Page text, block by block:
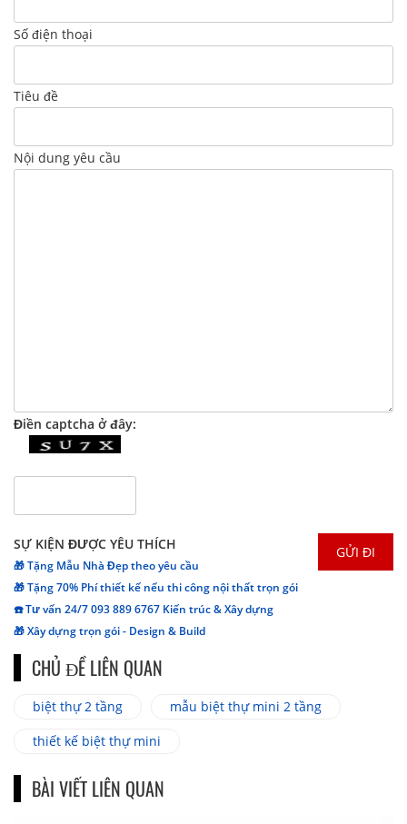
Số điện thoại
Tiêu đề
Nội dung yêu cầu
Điền captcha ở đây:
SỰ KIỆN ĐƯỢC YÊU THÍCH
🎁 Tặng Mẫu Nhà Đẹp theo yêu cầu
🎁 Tặng 70% Phí thiết kế nếu thi công nội thất trọn gói
☎️ Tư vấn 24/7 093 889 6767 Kiến trúc & Xây dựng
🎁 Xây dựng trọn gói - Design & Build
CHỦ ĐỀ LIÊN QUAN
biệt thự 2 tầng
mẫu biệt thự mini 2 tầng
thiết kế biệt thự mini
BÀI VIẾT LIÊN QUAN